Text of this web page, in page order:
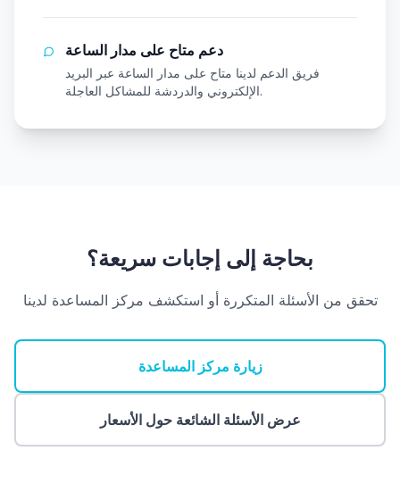
دعم متاح على مدار الساعة
فريق الدعم لدينا متاح على مدار الساعة عبر البريد
الإلكتروني والدردشة للمشاكل العاجلة.
بحاجة إلى إجابات سريعة؟
تحقق من الأسئلة المتكررة أو استكشف مركز المساعدة لدينا
زيارة مركز المساعدة
عرض الأسئلة الشائعة حول الأسعار